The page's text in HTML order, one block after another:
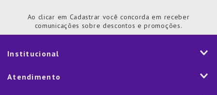
Ao clicar em Cadastrar você concorda em receber
comunicações sobre descontos e promoções.
Institucional
Atendimento